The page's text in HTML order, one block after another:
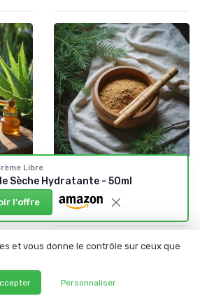
2025
à
Les bienfaits insoupçonnés
de la poudre de siwak pour
votre routine beauté
Libre
Sèche Hydratante - 50ml
l'offre
et vous donne le contrôle sur ceux que
Personnaliser